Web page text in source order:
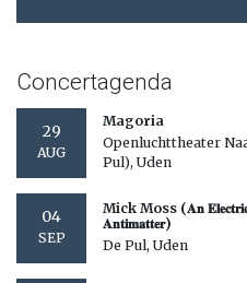
Concertagenda
29
AUG
Magoria
Openluchttheater
Pul), Uden
04
SEP
Mick Moss (𝐀𝐧 𝐄𝐥𝐞𝐜𝐭𝐫𝐢𝐜
𝐀𝐧𝐭𝐢𝐦𝐚𝐭𝐭𝐞𝐫)
De Pul, Uden